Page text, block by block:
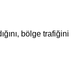
bölge trafiğini